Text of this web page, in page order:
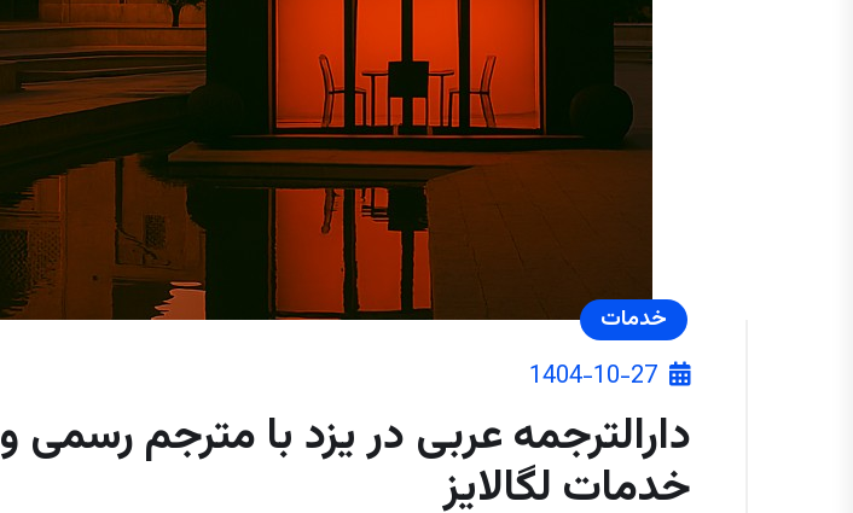
خدمات
1404-10-27
دارالترجمه عربی در یزد با مترجم رسمی و
خدمات لگالایز